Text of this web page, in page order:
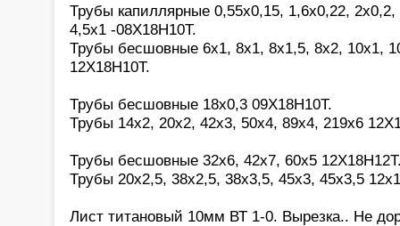
Трубы капиллярные 0,55х0,15, 1,6х0,22,
4,5х1 -08Х18Н10Т.
Трубы бесшовные 6х1, 8х1, 8х1,5, 8х2, 10х1,
12Х18Н10Т.
Трубы бесшовные 18х0,3 09Х18Н10Т.
Трубы 14х2, 20х2, 42х3, 50х4, 89х4, 219х6
Трубы бесшовные 32х6, 42х7, 60х5
Трубы 20х2,5, 38х2,5, 38х3,5, 45х3, 45х3,5
Лист титановый 10мм ВТ 1-0. Вырезка.. Не